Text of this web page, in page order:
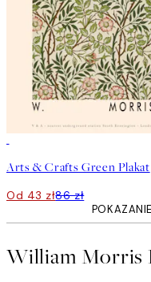
Arts & Crafts Green Plakat
Od 43 zł86 zł
William Morris